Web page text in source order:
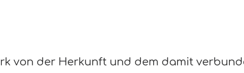
von der Herkunft und dem damit